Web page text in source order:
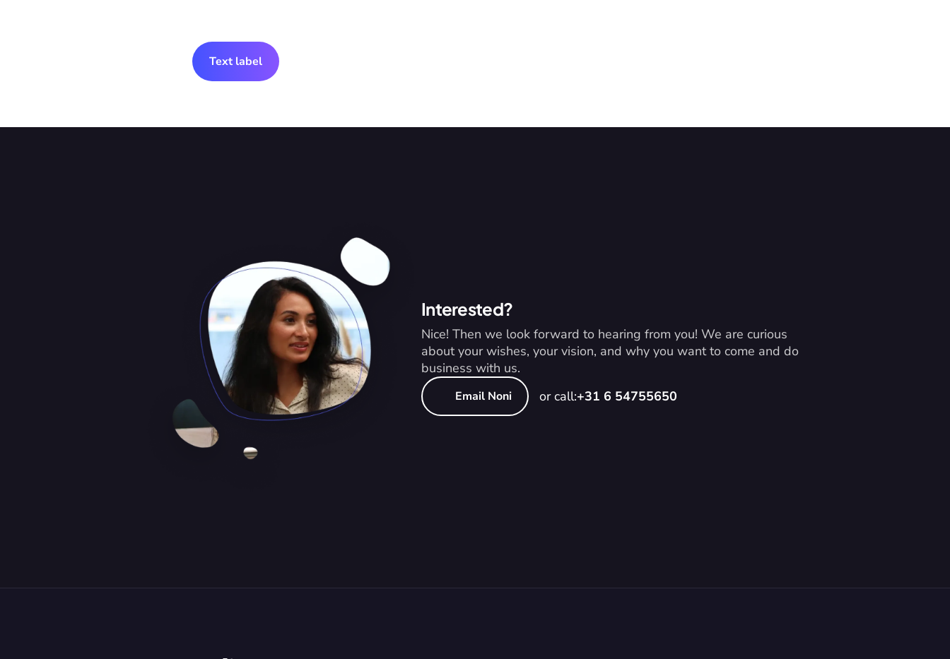
Text label
Interested?
Nice! Then we look forward to hearing from you! We are curious
about your wishes, your vision, and why you want to come and do
business with us.
Email Noni or call:+31 6 54755650